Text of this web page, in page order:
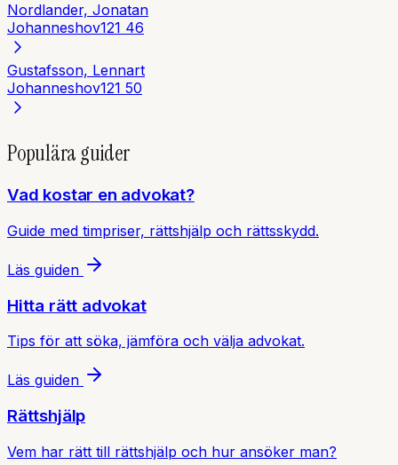
Nordlander, Jonatan
Johanneshov121 46
Gustafsson, Lennart
Johanneshov121 50
Populära guider
Vad kostar en advokat?
Guide med timpriser, rättshjälp och rättsskydd.
Läs guiden
Hitta rätt advokat
Tips för att söka, jämföra och välja advokat.
Läs guiden
Rättshjälp
Vem har rätt till rättshjälp och hur ansöker man?